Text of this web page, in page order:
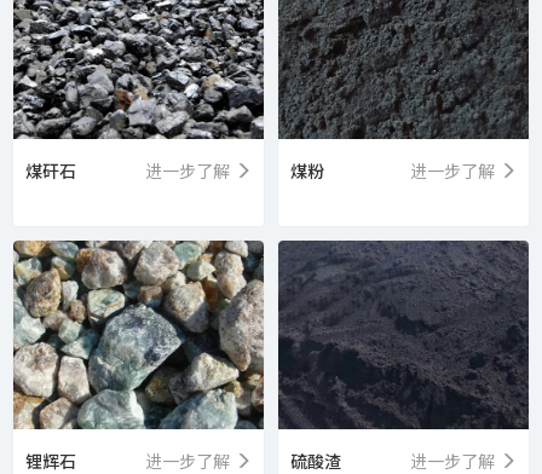
煤矸石 进一步了解 煤粉 进一步了解
锂辉石 进一步了解 硫酸渣 进一步了解